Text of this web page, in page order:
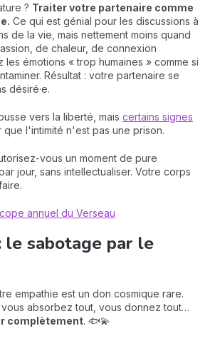
? Traiter votre partenaire comme
Ce qui est génial pour les discussions à
de la vie, mais nettement moins quand
de chaleur, de connexion
les émotions « trop humaines » comme si
Résultat : votre partenaire se
désiré·e.
vers la liberté, mais certains signes
que l'intimité n'est pas une prison.
vous un moment de pure
jour, sans intellectualiser. Votre corps
annuel du Verseau
le sabotage par le
empathie est un don cosmique rare.
absorbez tout, vous donnez tout…
complètement. 🐟💫